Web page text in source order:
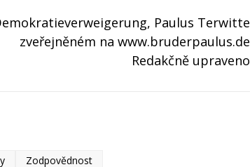
Paulus Terwitte
zveřejněném na www.bruderpaulus.de
Redakčně upraveno
Zodpovědnost